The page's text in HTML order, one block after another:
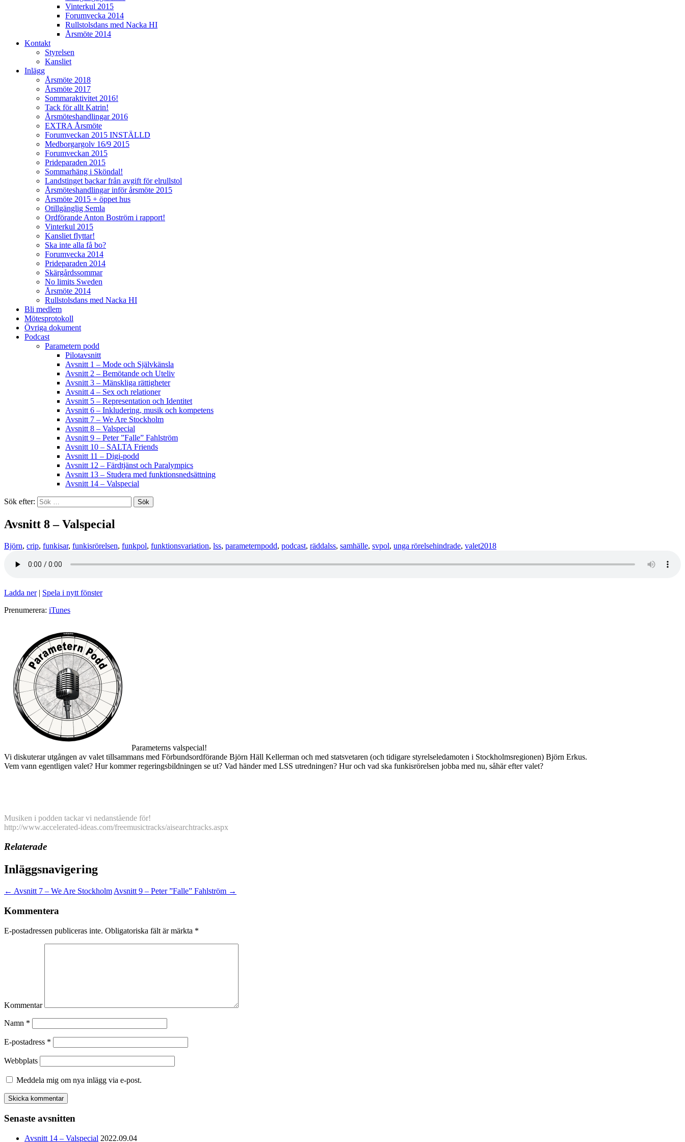
Vinterkul 2015
Forumvecka 2014
Rullstolsdans med Nacka HI
Årsmöte 2014
Kontakt
Styrelsen
Kansliet
Inlägg
Årsmöte 2018
Årsmöte 2017
Sommaraktivitet 2016!
Tack för allt Katrin!
Årsmöteshandlingar 2016
EXTRA Årsmöte
Forumveckan 2015 INSTÄLLD
Medborgargolv 16/9 2015
Forumveckan 2015
Prideparaden 2015
Sommarhäng i Sköndal!
Landstinget backar från avgift för elrullstol
Årsmöteshandlingar inför årsmöte 2015
Årsmöte 2015 + öppet hus
Otillgänglig Semla
Ordförande Anton Boström i rapport!
Vinterkul 2015
Kansliet flyttar!
Ska inte alla få bo?
Forumvecka 2014
Prideparaden 2014
Skärgårdssommar
No limits Sweden
Årsmöte 2014
Rullstolsdans med Nacka HI
Bli medlem
Mötesprotokoll
Övriga dokument
Podcast
Parametern podd
Pilotavsnitt
Avsnitt 1 – Mode och Självkänsla
Avsnitt 2 – Bemötande och Uteliv
Avsnitt 3 – Mänskliga rättigheter
Avsnitt 4 – Sex och relationer
Avsnitt 5 – Representation och Identitet
Avsnitt 6 – Inkludering, musik och kompetens
Avsnitt 7 – We Are Stockholm
Avsnitt 8 – Valspecial
Avsnitt 9 – Peter ”Falle” Fahlström
Avsnitt 10 – SALTA Friends
Avsnitt 11 – Digi-podd
Avsnitt 12 – Färdtjänst och Paralympics
Avsnitt 13 – Studera med funktionsnedsättning
Avsnitt 14 – Valspecial
Sök efter:
Avsnitt 8 – Valspecial
Björn, crip, funkisar, funkisrörelsen, funkpol, funktionsvariation, lss, parameternpodd, podcast, räddalss, samhälle, svpol, unga rörelsehindrade, valet2018
Ladda ner| Spela i nytt fönster
Prenumerera: iTunes
Parameterns valspecial!
Vi diskuterar utgången av valet tillsammans med Förbundsordförande Björn Häll Kellerman och med statsvetaren (och tidigare styrelseledamoten i Stockholmsregionen) Björn Erkus.
Vem vann egentligen valet? Hur kommer regeringsbildningen se ut? Vad händer med LSS utredningen? Hur och vad ska funkisrörelsen jobba med nu, såhär efter valet?
Musiken i podden tackar vi nedanstående för!
http://www.accelerated-ideas.com/freemusictracks/aisearchtracks.aspx
Relaterade
Inläggsnavigering
← Avsnitt 7 – We Are Stockholm Avsnitt 9 – Peter ”Falle” Fahlström →
Kommentera
E-postadressen publiceras inte. Obligatoriska fält är märkta *
Kommentar
Namn *
E-postadress *
Webbplats
Meddela mig om nya inlägg via e-post.
Senaste avsnitten
Avsnitt 14 – Valspecial 2022.09.04